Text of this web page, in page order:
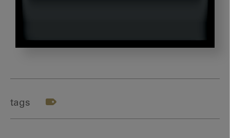
州
テ
ー
tags